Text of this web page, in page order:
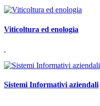
Viticoltura ed enologia
Sistemi Informativi aziendali